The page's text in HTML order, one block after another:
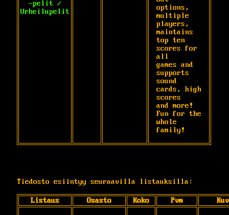
-pelit /
Urheilupelit
options,
multiple
players,
maintains
top ten
scores for
all
games and
supports
sound
cards, high
scores
and more!
Fun for the
whole
family!
Tiedosto esiintyy seuraavilla listauksilla:
Listaus Osasto Koko Pvm